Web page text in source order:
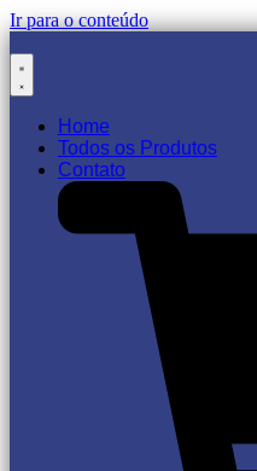
Ir para o conteúdo
Home
Todos os Produtos
Contato